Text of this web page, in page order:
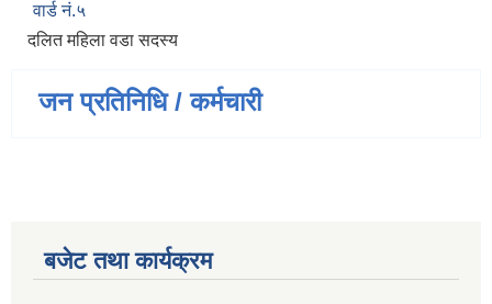
वार्ड नं.५
दलित महिला वडा सदस्य
जन प्रतिनिधि / कर्मचारी
बजेट तथा कार्यक्रम